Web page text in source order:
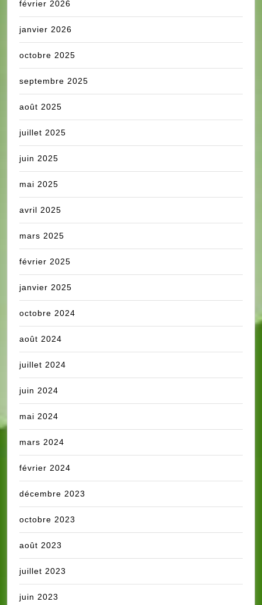
février 2026
janvier 2026
octobre 2025
septembre 2025
août 2025
juillet 2025
juin 2025
mai 2025
avril 2025
mars 2025
février 2025
janvier 2025
octobre 2024
août 2024
juillet 2024
juin 2024
mai 2024
mars 2024
février 2024
décembre 2023
octobre 2023
août 2023
juillet 2023
juin 2023